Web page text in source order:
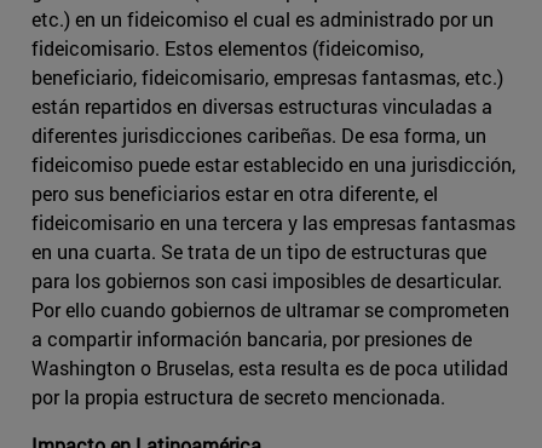
etc.) en un fideicomiso el cual es administrado por un
fideicomisario. Estos elementos (fideicomiso,
beneficiario, fideicomisario, empresas fantasmas, etc.)
están repartidos en diversas estructuras vinculadas a
diferentes jurisdicciones caribeñas. De esa forma, un
fideicomiso puede estar establecido en una jurisdicción,
pero sus beneficiarios estar en otra diferente, el
fideicomisario en una tercera y las empresas fantasmas
en una cuarta. Se trata de un tipo de estructuras que
para los gobiernos son casi imposibles de desarticular.
Por ello cuando gobiernos de ultramar se comprometen
a compartir información bancaria, por presiones de
Washington o Bruselas, esta resulta es de poca utilidad
por la propia estructura de secreto mencionada.